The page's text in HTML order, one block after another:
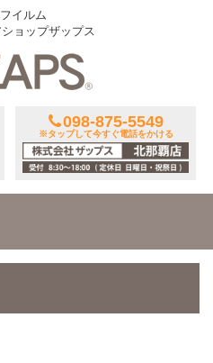
イルム
ョップザップス
098-875-5549
※タップして今すぐ電話をかける